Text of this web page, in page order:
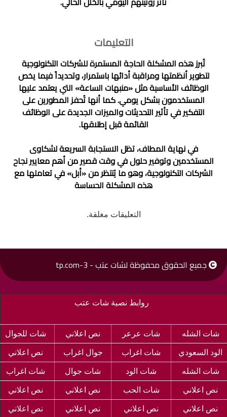
التعليمات
تُبرز هذه المشكلة الحاجة المستمرة للشركات التكنولوجية
لتطوير أنظمتها ومراقبة أدائها باستمرار، وتحديداً فيما يخص
الوظائف الأساسية مثل «منبهات الساعة» التي يعتمد عليها
المستخدمون بشكل يومي. كما أنها تُحفز المطورين على
التفكير في تأثير التحديثات والميزات الجديدة على الوظائف
القائمة قبل إطلاقها.
في نهاية المطاف، تظل الاستجابة السريعة لشكاوى
المستخدمين وتوفير حلول في وقت قصير من أهم معايير نجاح
الشركات التكنولوجية، وهو ما يُنتظر من «أبل» في تعاملها مع
هذه المشكلة الحساسة
التعليقات مغلقة.
جميع الحقوق محفوظة لشات عتب - 3-tp.com
روابط نصية شات عتب
شات الشله شات عرعر نص اعلاني شات للجوال
الود السعودي شات اغراب جوال اغراب نص اعلاني
شات الشله شات الود شات جوال شات اغراب
نص اعلاني شات الحب نص اعلاني نص اعلاني
نص اعلاني نص اعلاني نص اعلاني نص اعلاني